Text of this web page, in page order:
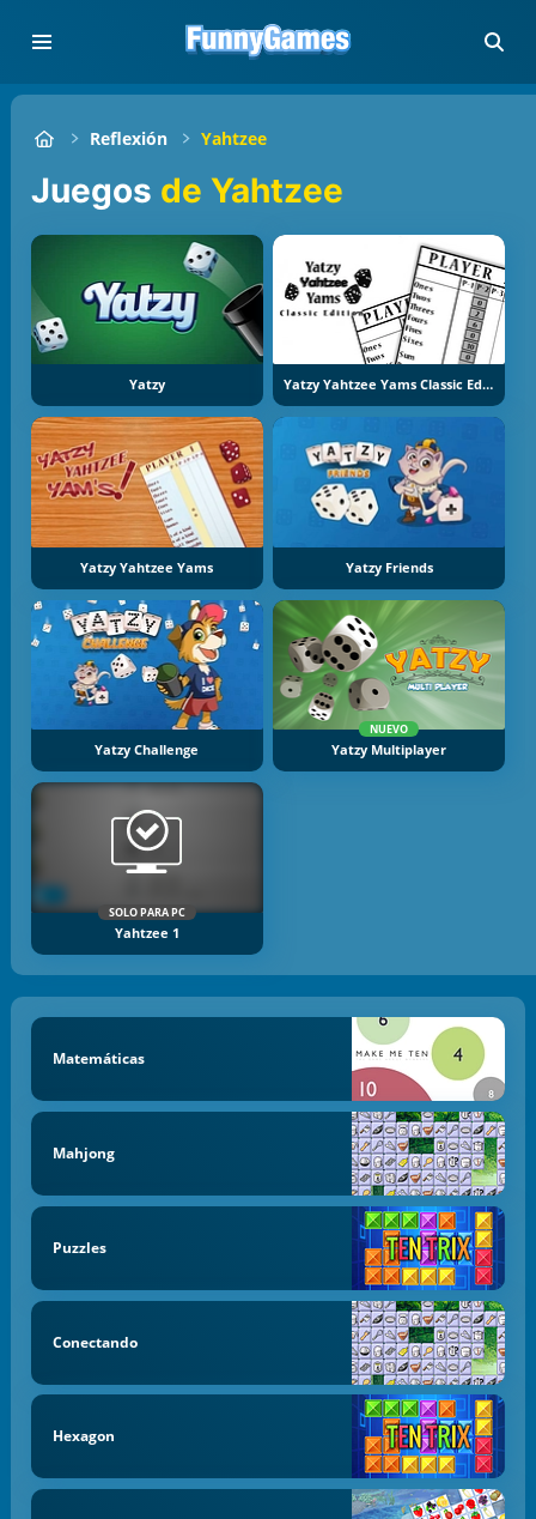
Reflexión Yahtzee
Juegos de Yahtzee
Yatzy Yatzy Yahtzee Yams Classic Edition
Yatzy Yahtzee Yams Yatzy Friends
Yatzy Challenge
NUEVO
Yatzy Multiplayer
SOLO PARA PC
Yahtzee 1
Matemáticas
Mahjong
Puzzles
Conectando
Hexagon